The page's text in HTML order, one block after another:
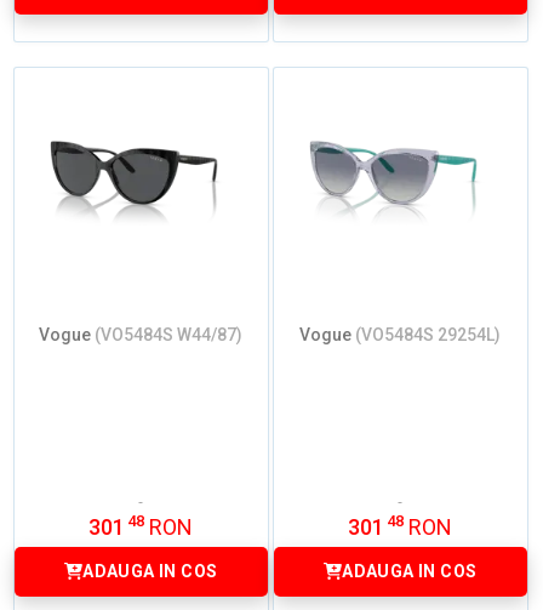
Vogue (VO5484S W44/87)
301 48 RON
ADAUGA IN COS
Vogue (VO5484S 29254L)
301 48 RON
ADAUGA IN COS